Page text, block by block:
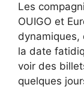
Les
OUIGO et
dynamiques,
la date
voir des
quelques